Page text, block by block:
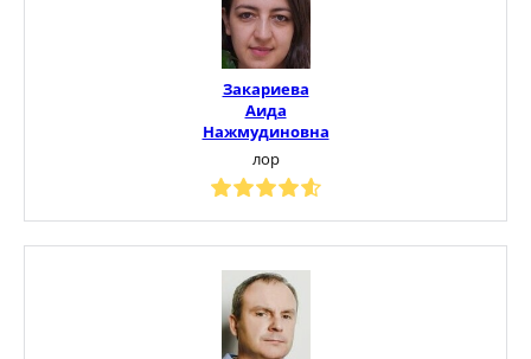
Закариева
Аида
Нажмудиновна
лор